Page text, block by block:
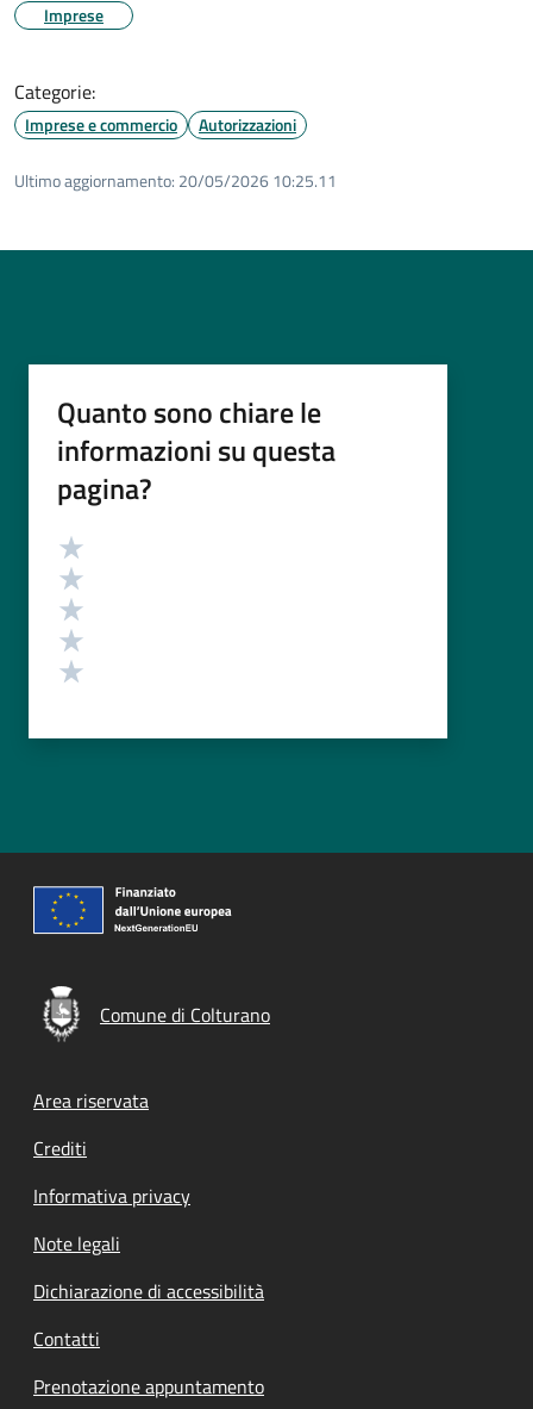
Imprese
Categorie:
Imprese e commercio Autorizzazioni
Ultimo aggiornamento: 20/05/2026 10:25.11
Quanto sono chiare le
informazioni su questa
pagina?
Valutazione
Comune di Colturano
Footer menu
Area riservata
Crediti
Informativa privacy
Note legali
Dichiarazione di accessibilità
Contatti
Prenotazione appuntamento